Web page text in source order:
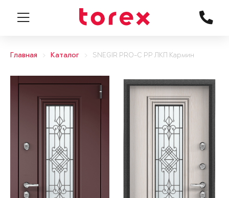
Главная Каталог SNEGIR PRO-C PP ЛКП Кармин